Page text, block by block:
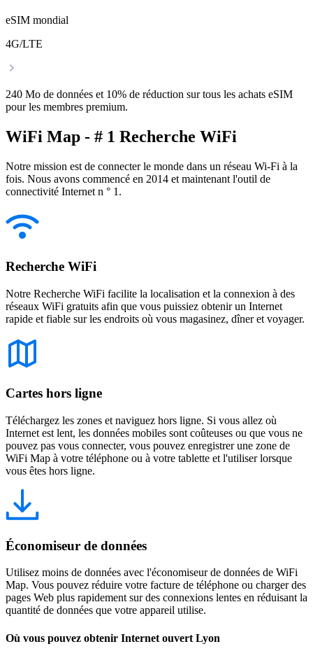
eSIM mondial
4G/LTE
240 Mo de données et 10% de réduction sur tous les achats eSIM
pour les membres premium.
WiFi Map - # 1 Recherche WiFi
Notre mission est de connecter le monde dans un réseau Wi-Fi à la
fois. Nous avons commencé en 2014 et maintenant l'outil de
connectivité Internet n ° 1.
Recherche WiFi
Notre Recherche WiFi facilite la localisation et la connexion à des
réseaux WiFi gratuits afin que vous puissiez obtenir un Internet
rapide et fiable sur les endroits où vous magasinez, dîner et voyager.
Cartes hors ligne
Téléchargez les zones et naviguez hors ligne. Si vous allez où
Internet est lent, les données mobiles sont coûteuses ou que vous ne
pouvez pas vous connecter, vous pouvez enregistrer une zone de
WiFi Map à votre téléphone ou à votre tablette et l'utiliser lorsque
vous êtes hors ligne.
Économiseur de données
Utilisez moins de données avec l'économiseur de données de WiFi
Map. Vous pouvez réduire votre facture de téléphone ou charger des
pages Web plus rapidement sur des connexions lentes en réduisant la
quantité de données que votre appareil utilise.
Où vous pouvez obtenir Internet ouvert Lyon